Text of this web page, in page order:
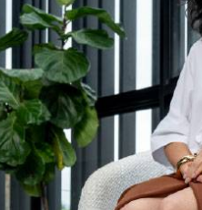
Ao clicar em ASSINAR
Condições gerais de compra